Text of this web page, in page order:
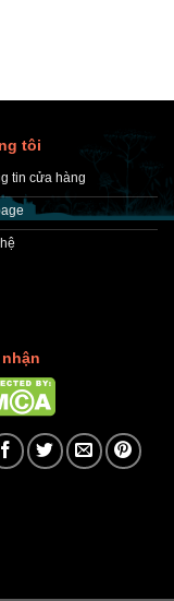
tôi
tin cửa hàng